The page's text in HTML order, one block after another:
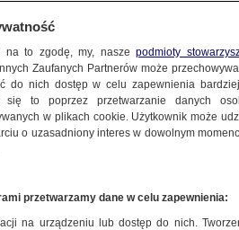
jest przyczyna. Pobrano
na to zgodę, my, naszepodmioty
Zaufanych Partnerów może
do nich dostęp w celu zapewnienia
się to poprzez przetwarzanie danych
w plikach cookie. Użytkownik może
o uzasadniony interes w dowolnym
przetwarzamy dane w celu zapewnienia:
na urządzeniu lub dostęp do nich.